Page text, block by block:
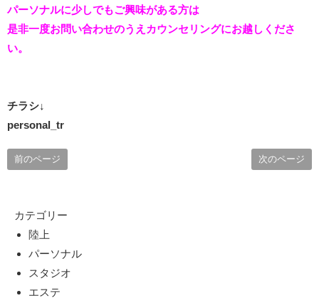
パーソナルに少しでもご興味がある方は
是非一度お問い合わせのうえ カウンセリングにお越しくださ
い。
チラシ↓
personal_tr
前のページ 次のページ
カテゴリー
陸上
パーソナル
スタジオ
エステ